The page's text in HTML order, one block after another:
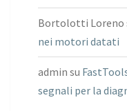
Bortolotti Loreno
nei motori datati
admin su
segnali per la